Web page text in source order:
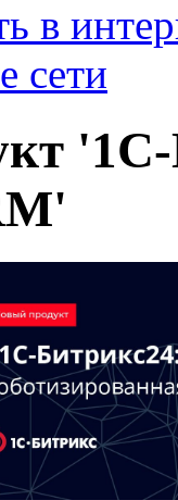
в
сети